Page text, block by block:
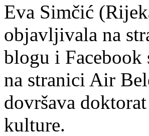
Eva Simčić
objavljivala na
blogu i
na stranici Air
dovršava
kulture.